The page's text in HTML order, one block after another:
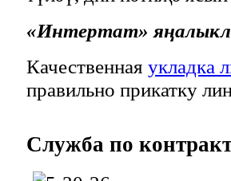
«Интертат»
Качественная укладка
правильно прикатку
Служба по